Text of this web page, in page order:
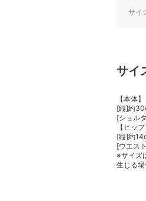
サイ
サイ
【本体】
[縦]約
[ショル
【ヒッ
[縦]約
[ウエス
※サイズ
生じる場